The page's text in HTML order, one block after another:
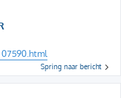
Spring naar bericht